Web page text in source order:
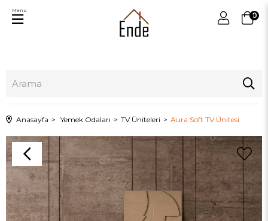
0
Menu
Anasayfa Yemek Odaları TV Üniteleri Aura Soft TV Ünitesi